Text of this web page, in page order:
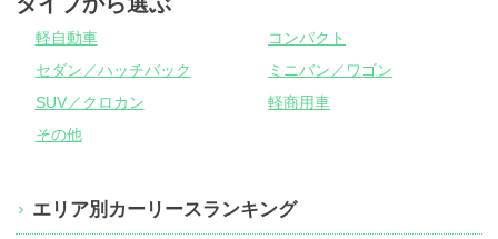
軽自動車
コンパクト
セダン／ハッチバック
ミニバン／ワゴン
SUV／クロカン
軽商用車
その他
エリア別カーリースランキング